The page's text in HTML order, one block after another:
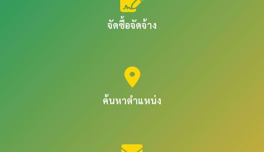
จัดซื้อจัดจ้าง
ค้นหาตำแหน่ง